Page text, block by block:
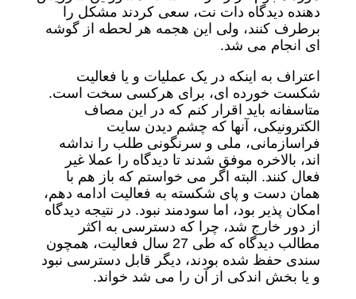
دهنده دیدگاه دات نت، سعی کردند مشکل را
برطرف کنند، ولی این هجمه هر لحطه از گوشه
ای انجام می شد.
اعتراف به اینکه در یک عملیات و یا فعالیت
شکست خورده ای، برای هرکسی سخت است.
متاسفانه باید اقرار کنم که در این مصاف
الکترونیکی، آنها که چشم دیدن سایت
فراسازمانی، ملی و سرنگونی طلب را نداشه
اند، بالاخره موفق شدند تا دیدگاه را عملا غیر
فعال کنند. البته اگر می خواستم که باز هم با
همان دست و پای شکسته به فعالیت ادامه دهم،
امکان پذیر بود، اما سودمند نبود. در نتیجه دیدگاه
از دور خارج شد، چرا که دسترسی به اکثر
مطالب دیدگاه که طی 27 سال فعالیت، همچون
سندی حفظ شده بودند، دیگر قابل دسترسی نبود
و یا بخش اندکی از آن را می شد خواند.